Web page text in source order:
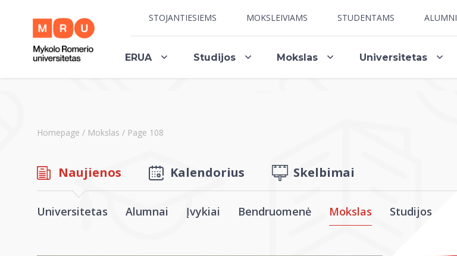
STOJANTIESIEMS MOKSLEIVIAMS STUDENTAMS ALUMNI
ERUA Studijos Mokslas Universitetas
Homepage / Mokslas / Page 108
Naujienos Kalendorius Skelbimai
Universitetas Alumnai Įvykiai Bendruomenė Mokslas Studijos